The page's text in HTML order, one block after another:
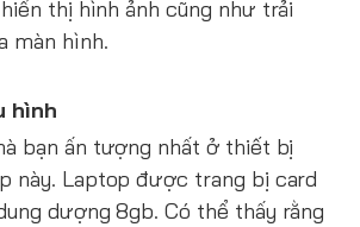
thị hình ảnh cũng như trải
màn hình.
hình
bạn ấn tượng nhất ở thiết bị
này. Laptop được trang bị card
dượng 8gb. Có thể thấy rằng